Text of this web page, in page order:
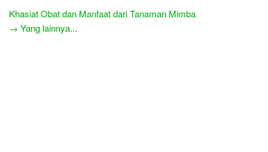
Khasiat Obat dan Manfaat dari Tanaman Mimba
→ Yang lainnya...